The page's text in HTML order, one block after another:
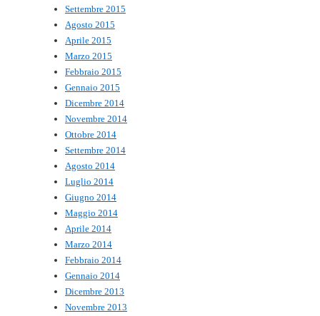
Settembre 2015
Agosto 2015
Aprile 2015
Marzo 2015
Febbraio 2015
Gennaio 2015
Dicembre 2014
Novembre 2014
Ottobre 2014
Settembre 2014
Agosto 2014
Luglio 2014
Giugno 2014
Maggio 2014
Aprile 2014
Marzo 2014
Febbraio 2014
Gennaio 2014
Dicembre 2013
Novembre 2013